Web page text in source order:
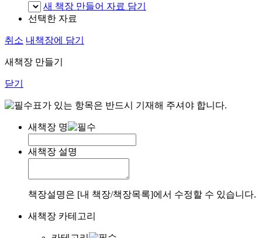
새 책장 만들어 자료 담기
선택한 자료
취소 내책장에 담기
새책장 만들기
닫기
표가 있는 항목은 반드시 기재해 주셔야 합니다.
새책장 명
새책장 설명
책장설명은 [내 책장/책장목록]에서 수정할 수 있습니다.
새책장 카테고리